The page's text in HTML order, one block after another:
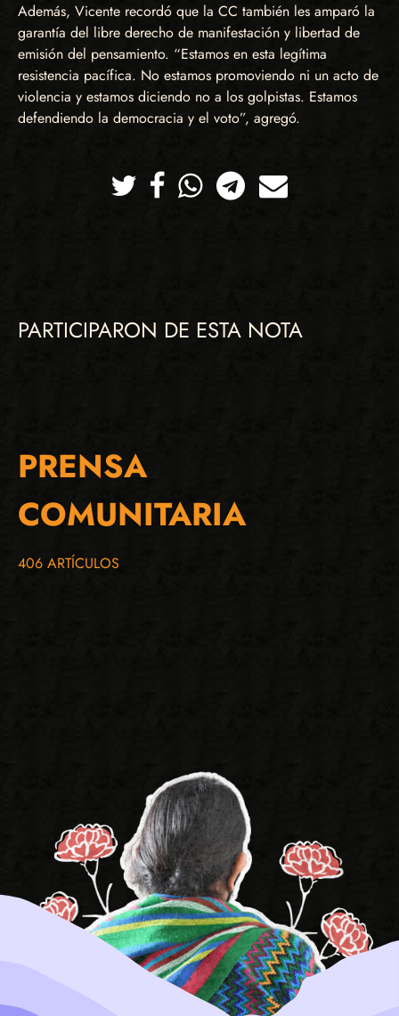
Además, Vicente recordó que la CC también les amparó la
garantía del libre derecho de manifestación y libertad de
emisión del pensamiento. “Estamos en esta legítima
resistencia pacífica. No estamos promoviendo ni un acto de
violencia y estamos diciendo no a los golpistas. Estamos
defendiendo la democracia y el voto”, agregó.
TwitterFacebookWhatsappTelegramCorreo
PARTICIPARON DE ESTA NOTA
PRENSA
COMUNITARIA
406 ARTÍCULOS